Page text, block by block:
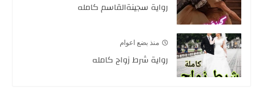
رواية سجينةالقاسم كامله
منذ بضع اعوام
رواية شرط زواج كامله